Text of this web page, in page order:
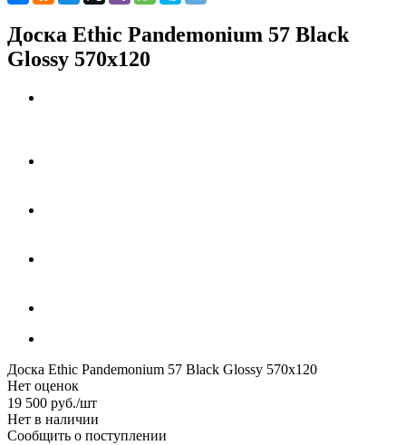
Доска Ethic Pandemonium 57 Black
Glossy 570x120
Доска Ethic Pandemonium 57 Black Glossy 570x120
Нет оценок
19 500 руб./шт
Нет в наличии
Сообщить о поступлении